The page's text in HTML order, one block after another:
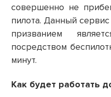
совершенно не
пилота. Данный
призванием
посредством
минут.
Как будет работать